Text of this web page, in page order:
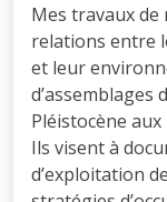
Mes travaux de
relations entre
et leur
d’assemblages
Pléistocène
Ils visent à
d’exploitation